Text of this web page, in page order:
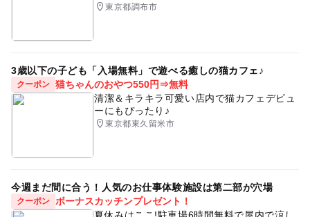
東京都調布市
3歳以下の子ども「入場無料」で遊べる癒しの猫カフェ♪
クーポン 猫ちゃんのおやつ550円⇒無料
清潔＆キラキラ可愛い店内で猫カフェデビュ
ーにもぴったり♪
東京都東久留米市
今週まだ間に合う！人気のお仕事体験施設は第二部が穴場
クーポン
ボーナスカッチンプレゼント！
夏休みはここ!駐車場6時間無料で屋内で涼し